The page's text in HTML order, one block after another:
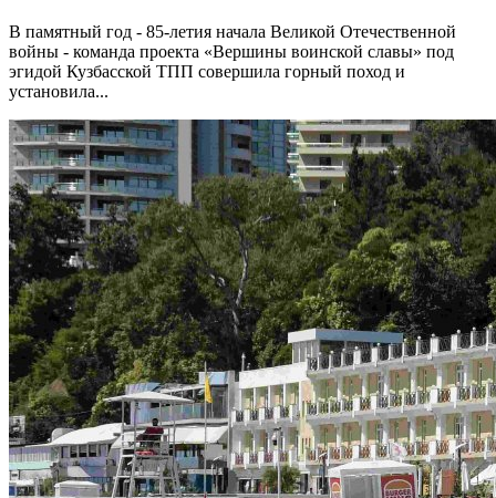
В памятный год - 85-летия начала Великой Отечественной
войны - команда проекта «Вершины воинской славы» под
эгидой Кузбасской ТПП совершила горный поход и
установила...